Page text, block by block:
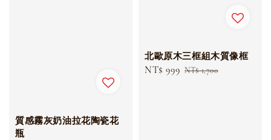
質感霧灰奶油拉花陶瓷花
瓶
北歐原木三框組木質像框
Sale
NT$ 999 Regular
NT$ 1,700